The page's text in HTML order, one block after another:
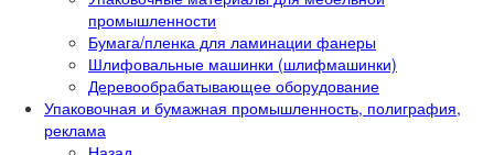
промышленности
Бумага/пленка для ламинации фанеры
Шлифовальные машинки (шлифмашинки)
Деревообрабатывающее оборудование
Упаковочная и бумажная промышленность, полиграфия,
реклама